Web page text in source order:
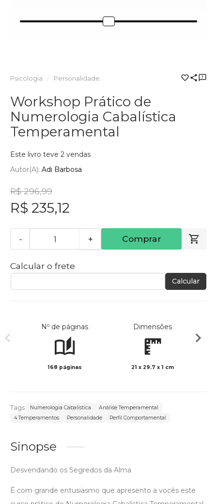
Psicologia Personalidade
Workshop Prático de
Numerologia Cabalística
Temperamental
Este livro teve 2 vendas
Autor(a): Adi Barbosa
R$ 296,99
R$ 235,12
- + Comprar
Calcular o frete
Calcular
Nº de páginas
168 páginas
Dimensões
21 x 29.7 x 1 cm
Tags: Numerologia Cabalística
Análise Temperamental
4 Temperamentos
Personalidade Perfil Comportamental
Sinopse
Desvendando os Segredos da Alma
É com grande entusiasmo que apresento a vocês este